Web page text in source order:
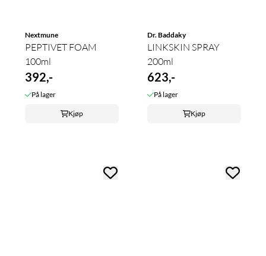
Nextmune
PEPTIVET FOAM
100ml
392,-
På lager
Kjøp
Dr. Baddaky
LINKSKIN SPRAY
200ml
623,-
På lager
Kjøp